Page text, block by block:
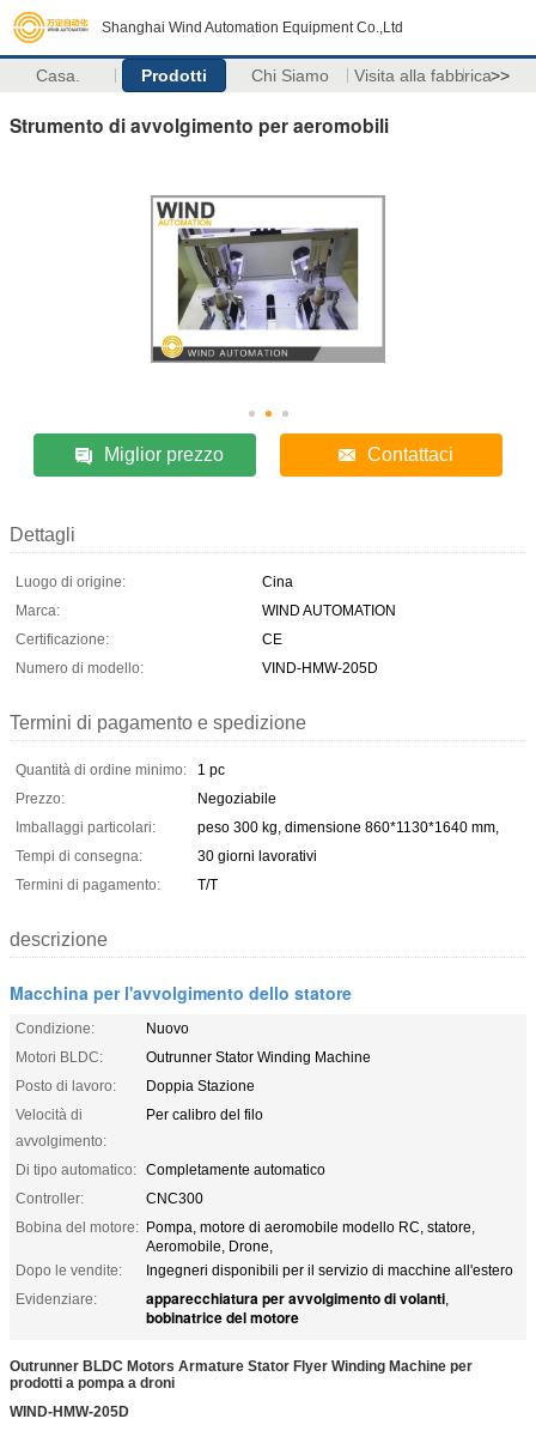
Shanghai Wind Automation Equipment Co.,Ltd
Casa. Prodotti Chi Siamo Visita alla fabbrica>>
Strumento di avvolgimento per aeromobili
Miglior prezzo Contattaci
Dettagli
Luogo di origine:
Cina
Marca:
WIND AUTOMATION
Certificazione:
CE
Numero di modello:
VIND-HMW-205D
Termini di pagamento e spedizione
Quantità di ordine minimo:
1 pc
Prezzo:
Negoziabile
Imballaggi particolari:
peso 300 kg, dimensione 860*1130*1640 mm,
Tempi di consegna:
30 giorni lavorativi
Termini di pagamento:
T/T
descrizione
Macchina per l'avvolgimento dello statore
Condizione:
Nuovo
Motori BLDC:
Outrunner Stator Winding Machine
Posto di lavoro:
Doppia Stazione
Velocità di
avvolgimento:
Per calibro del filo
Di tipo automatico: Completamente automatico
Controller:
CNC300
Bobina del motore: Pompa, motore di aeromobile modello RC, statore,
Aeromobile, Drone,
Dopo le vendite:
Ingegneri disponibili per il servizio di macchine all'estero
Evidenziare:
apparecchiatura per avvolgimento di volanti,
bobinatrice del motore
Outrunner BLDC Motors Armature Stator Flyer Winding Machine per
prodotti a pompa a droni
WIND-HMW-205D